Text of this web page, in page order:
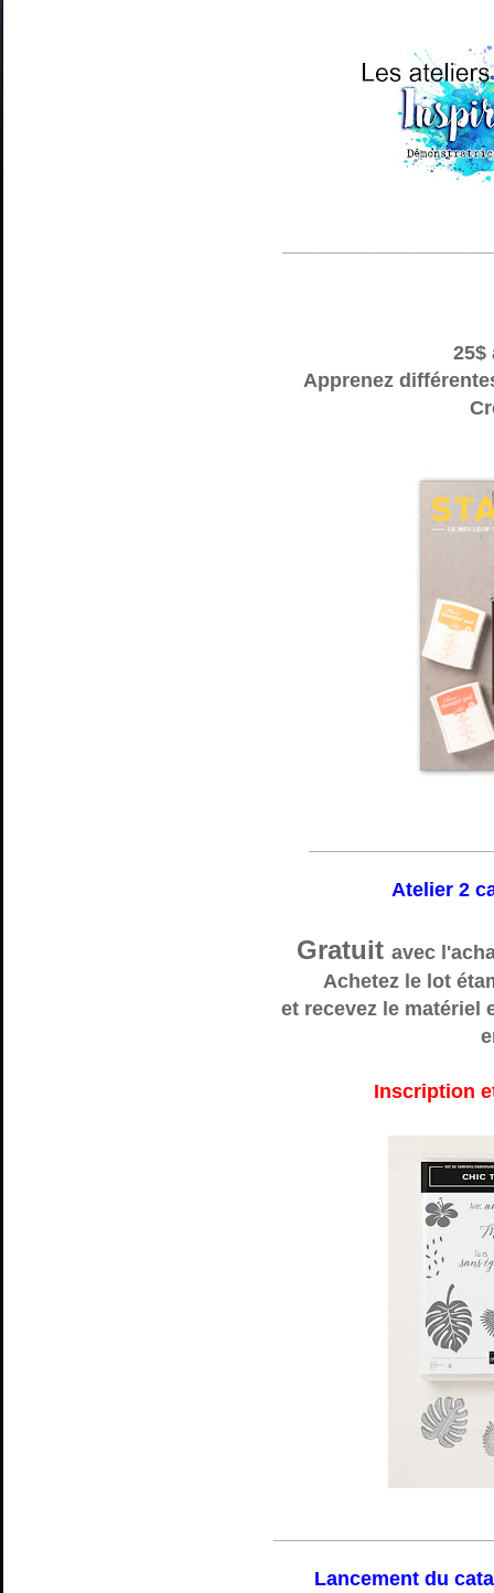
25$
Apprenez
Atelier 2
Gratuit avec
Achetez le lot
et recevez le matériel
Inscription
Lancement du